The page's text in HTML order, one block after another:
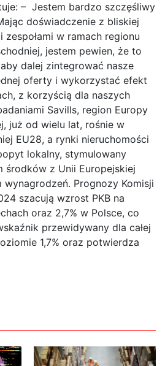
– Jestem bardzo szczęśliwy
doświadczenie z bliskiej
zespołami w ramach regionu
jestem pewien, że to
dalej zintegrować nasze
oferty i wykorzystać efekt
z korzyścią dla naszych
Savills, region Europy
już od wielu lat, rośnie w
EU28, a rynki nieruchomości
lokalny, stymulowany
środków z Unii Europejskiej
Prognozy Komisji
szacują wzrost PKB na
oraz 2,7% w Polsce, co
przewidywany dla całej
1,7% oraz potwierdza